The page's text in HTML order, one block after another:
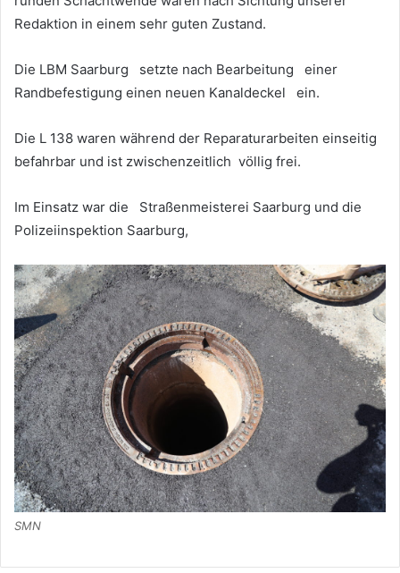
Redaktion in einem sehr guten Zustand.
Die LBM Saarburg setzte nach Bearbeitung einer
Randbefestigung einen neuen Kanaldeckel ein.
Die L 138 waren während der Reparaturarbeiten einseitig
befahrbar und ist zwischenzeitlich völlig frei.
Im Einsatz war die Straßenmeisterei Saarburg und die
Polizeiinspektion Saarburg,
SMN